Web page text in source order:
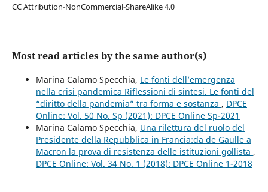
CC Attribution-NonCommercial-ShareAlike 4.0
Most read articles by the same author(s)
Marina Calamo Specchia, Le fonti dell’emergenza
nella crisi pandemica Riflessioni di sintesi. Le fonti del
“diritto della pandemia” tra forma e sostanza , DPCE
Online: Vol. 50 No. Sp (2021): DPCE Online Sp-2021
Marina Calamo Specchia, Una rilettura del ruolo del
Presidente della Repubblica in Francia:da de Gaulle a
Macron la prova di resistenza delle istituzioni gollista ,
DPCE Online: Vol. 34 No. 1 (2018): DPCE Online 1-2018